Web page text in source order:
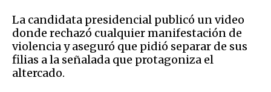
La candidata presidencial publicó un video
donde rechazó cualquier manifestación de
violencia y aseguró que pidió separar de sus
filias a la señalada que protagoniza el
altercado.